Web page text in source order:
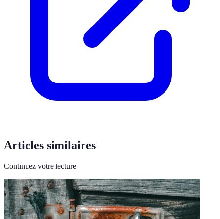
Articles similaires
Continuez votre lecture